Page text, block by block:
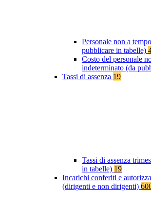
Personale non a
pubblicare in tabelle)
Costo del personale
indeterminato (da
Tassi di assenza 19
Tassi di assenza
in tabelle) 19
Incarichi conferiti e
(dirigenti e non dirigenti)